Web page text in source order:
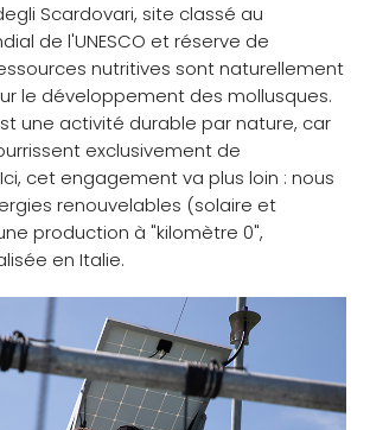
Scardovari, site classé au
de l'UNESCO et réserve de
nutritives sont naturellement
le développement des mollusques.
une activité durable par nature, car
exclusivement de
cet engagement va plus loin : nous
renouvelables (solaire et
production à "kilomètre 0",
en Italie.